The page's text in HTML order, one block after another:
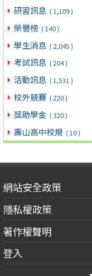
研習訊息 ( 1,109 )
榮譽榜 ( 140 )
學生消息 ( 2,045 )
考試訊息 ( 204 )
活動訊息 ( 1,531 )
校外競賽 ( 220 )
獎助學金 ( 320 )
壽山高中校規 ( 10 )
網站安全政策
隱私權政策
著作權聲明
登入